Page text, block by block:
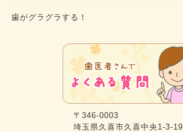
歯がグラグラする！
〒346-0003
埼玉県久喜市久喜中央1-3-19